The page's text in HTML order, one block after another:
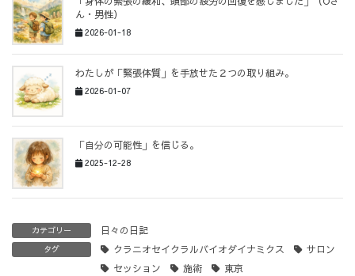
ん・男性）
2026-01-18
わたしが「緊張体質」を手放せた２つの取り組み。
2026-01-07
「自分の可能性」を信じる。
2025-12-28
カテゴリー 日々の日記
タグ クラニオセイクラルバイオダイナミクス
サロン
セッション
施術 東京